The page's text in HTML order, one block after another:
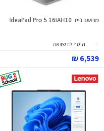
מחשב נייד IdeaPad Pro 5 16IAH10
הוסף להשוואה
6,539 ₪